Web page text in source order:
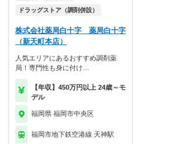
ドラッグストア（調剤併設）
株式会社薬局白十字 薬局白十字
（新天町本店）
人気エリアにあるおすすめ調剤薬
局！専門性も身に付け…
【年収】450万円以上 24歳～モ
デル
福岡県 福岡市中央区
福岡市地下鉄空港線 天神駅